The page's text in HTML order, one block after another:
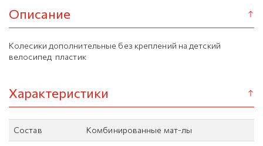
Описание
Колесики дополнительные без креплений на детский
велосипед пластик
Характеристики
Состав Комбинированные мат-лы